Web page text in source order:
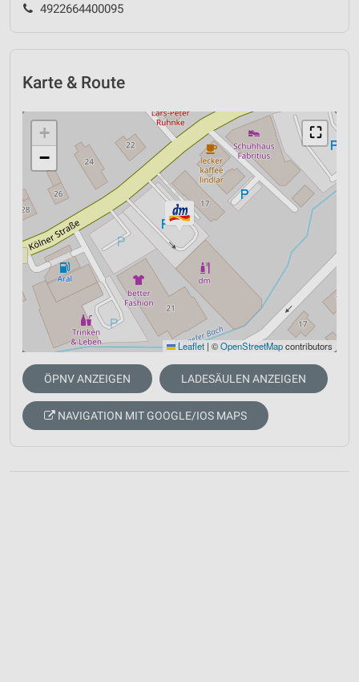
4922664400095
Karte & Route
⛶
+
−
Leaflet | ©OpenStreetMapcontributors
ÖPNV ANZEIGEN LADESÄULEN ANZEIGEN
NAVIGATION MIT GOOGLE/IOS MAPS